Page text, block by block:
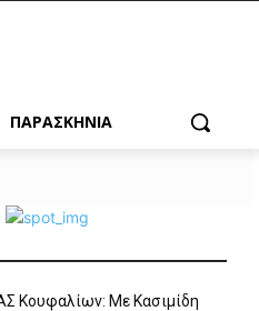
ΠΑΡΑΣΚΗΝΙΑ
Κουφαλίων: Με Κασιμίδη